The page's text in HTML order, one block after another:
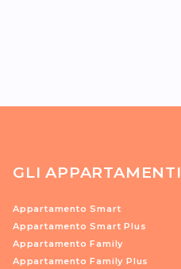
GLI APPARTAMENTI
Appartamento Smart
Appartamento Smart Plus
Appartamento Family
Appartamento Family Plus